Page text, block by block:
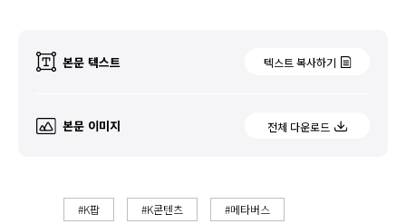
본문 텍스트 텍스트 복사하기
본문 이미지 전체 다운로드
#K팝 #K콘텐츠 #메타버스